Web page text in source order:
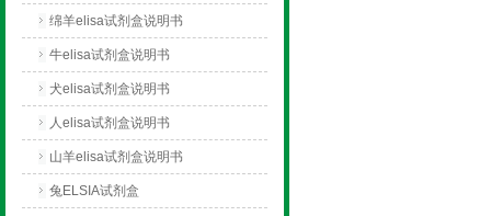
绵羊elisa试剂盒说明书
牛elisa试剂盒说明书
犬elisa试剂盒说明书
人elisa试剂盒说明书
山羊elisa试剂盒说明书
兔ELSIA试剂盒